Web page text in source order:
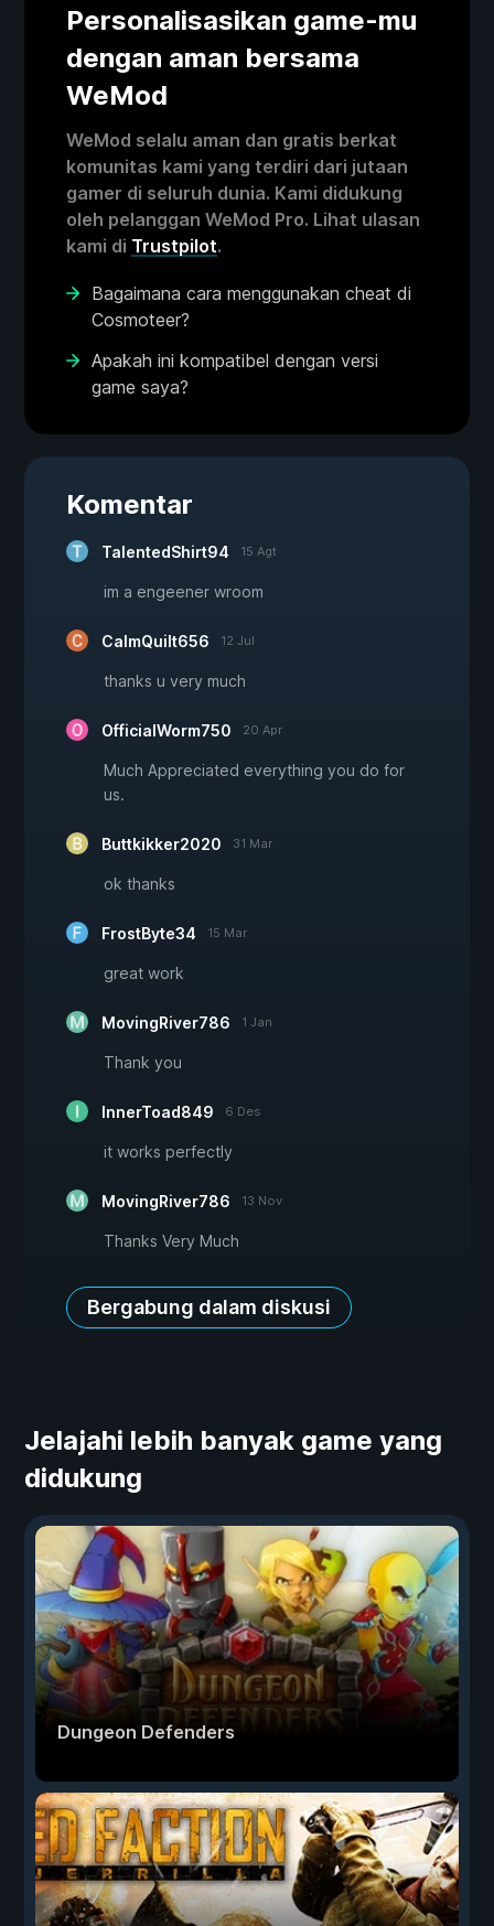
Personalisasikan game-mu
dengan aman bersama
WeMod
WeMod selalu aman dan gratis berkat
komunitas kami yang terdiri dari jutaan
gamer di seluruh dunia. Kami didukung
oleh pelanggan WeMod Pro. Lihat ulasan
kami di Trustpilot.
Bagaimana cara menggunakan cheat di
Cosmoteer?
Apakah ini kompatibel dengan versi
game saya?
Komentar
TalentedShirt94 15 Agt
im a engeener wroom
CalmQuilt656 12 Jul
thanks u very much
OfficialWorm750 20 Apr
Much Appreciated everything you do for
us.
Buttkikker2020 31 Mar
ok thanks
FrostByte34 15 Mar
great work
MovingRiver786 1 Jan
Thank you
InnerToad849 6 Des
it works perfectly
MovingRiver786 13 Nov
Thanks Very Much
Bergabung dalam diskusi
Jelajahi lebih banyak game yang
didukung
Dungeon Defenders